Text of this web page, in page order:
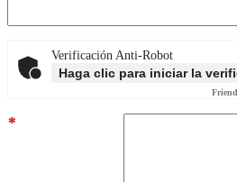
Verificación Anti-Robot
Haga clic para iniciar la
*